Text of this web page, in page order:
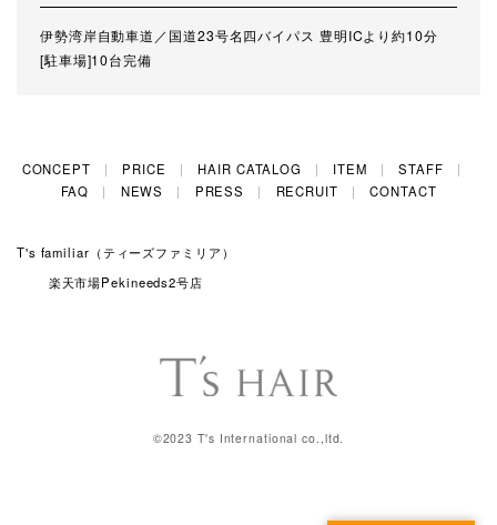
伊勢湾岸自動車道／国道23号名四バイパス 豊明ICより約10分
[駐車場]10台完備
CONCEPT PRICE HAIR CATALOG ITEM
STAFF
FAQ
NEWS PRESS RECRUIT CONTACT
T's familiar（ティーズファミリア）
楽天市場Pekineeds2号店
©2023 T's International co.,ltd.